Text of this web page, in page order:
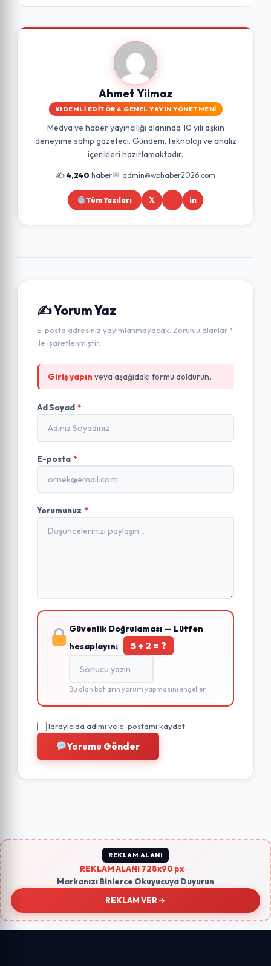
Ahmet Yilmaz
KIDEMLI EDITÖR & GENEL YAYIN YÖNETMENI
Medya ve haber yayıncılığı alanında 10 yılı aşkın
deneyime sahip gazeteci. Gündem, teknoloji ve analiz
içerikleri hazırlamaktadır.
✍️4,240 haber admin@wphaber2026.com
Tüm Yazıları 𝕏 in
✍️ Yorum Yaz
E-posta adresiniz yayımlanmayacak. Zorunlu alanlar *
ile işaretlenmiştir.
Giriş yapın veya aşağıdaki formu doldurun.
Ad Soyad *
E-posta *
Yorumunuz *
Güvenlik Doğrulaması — Lütfen
hesaplayın:
5 + 2 = ?
Bu alan botların yorum yapmasını engeller.
Tarayıcıda adımı ve e-postamı kaydet.
Yorumu Gönder
REKLAM ALANI
REKLAM ALANI 728x90 px
Markanızı Binlerce Okuyucuya Duyurun
REKLAM VER